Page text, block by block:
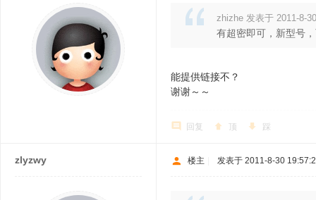
zhizhe 发表于 2011-8-
有超密即可，新型号
能提供链接不？
谢谢～～
回复 顶 踩
zlyzwy 楼主 发表于 2011-8-30